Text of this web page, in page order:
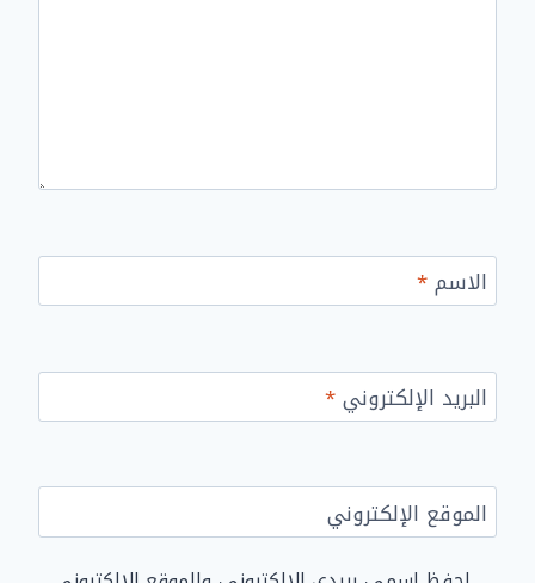
الاسم*
البريد الإلكتروني*
الموقع الإلكتروني